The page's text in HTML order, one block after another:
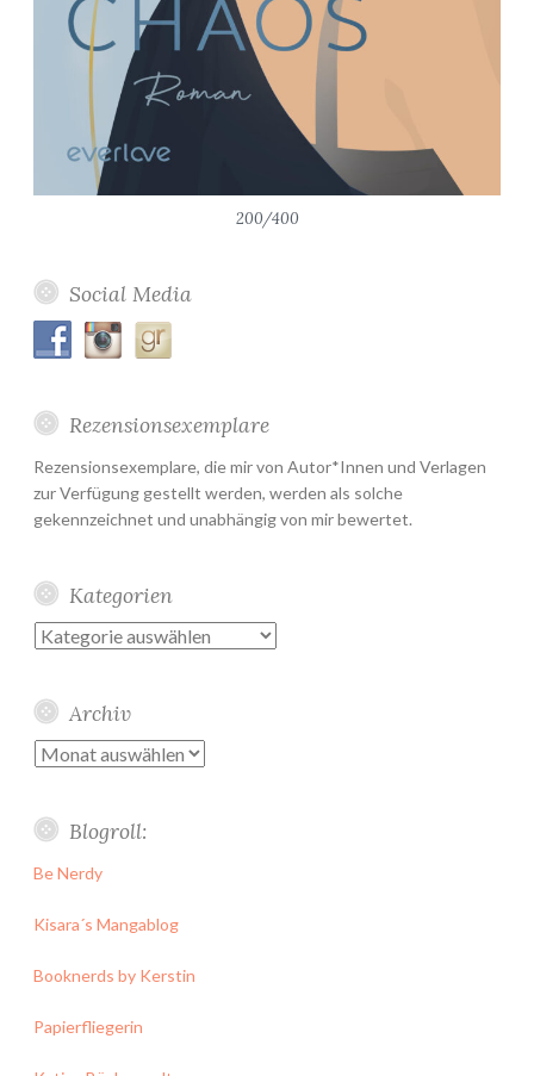
200/400
Social Media
Rezensionsexemplare
Rezensionsexemplare, die mir von Autor*Innen und Verlagen
zur Verfügung gestellt werden, werden als solche
gekennzeichnet und unabhängig von mir bewertet.
Kategorien
Kategorien
Archiv
Archiv
Blogroll:
Be Nerdy
Kisara´s Mangablog
Booknerds by Kerstin
Papierfliegerin